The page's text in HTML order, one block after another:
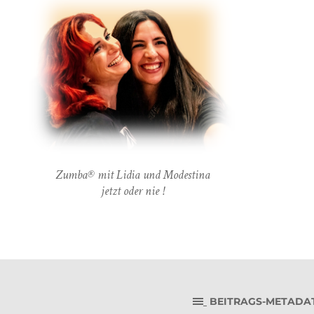
Zumba® mit Lidia und Modestina
jetzt oder nie !
BEITRAGS-